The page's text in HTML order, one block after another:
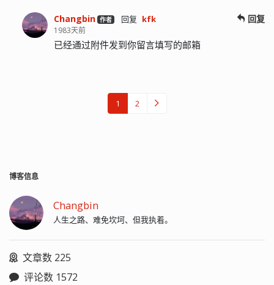
Changbin 作者 回复 kfk
1983天前
回复
已经通过附件发到你留言填写的邮箱
1 2
博客信息
Changbin
人生之路、难免坎坷、但我执着。
文章数 225
评论数 1572